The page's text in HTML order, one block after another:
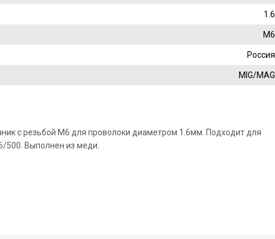
1.6
М6
Россия
MIG/MAG
с резьбой М6 для проволоки диаметром 1.6мм. Подходит для
500. Выполнен из меди.